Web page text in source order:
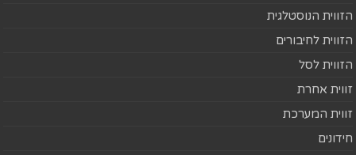
הזווית הנוסטלגית
הזווית לחיבורים
הזווית לסל
זווית אחרת
זווית המערכת
חידונים